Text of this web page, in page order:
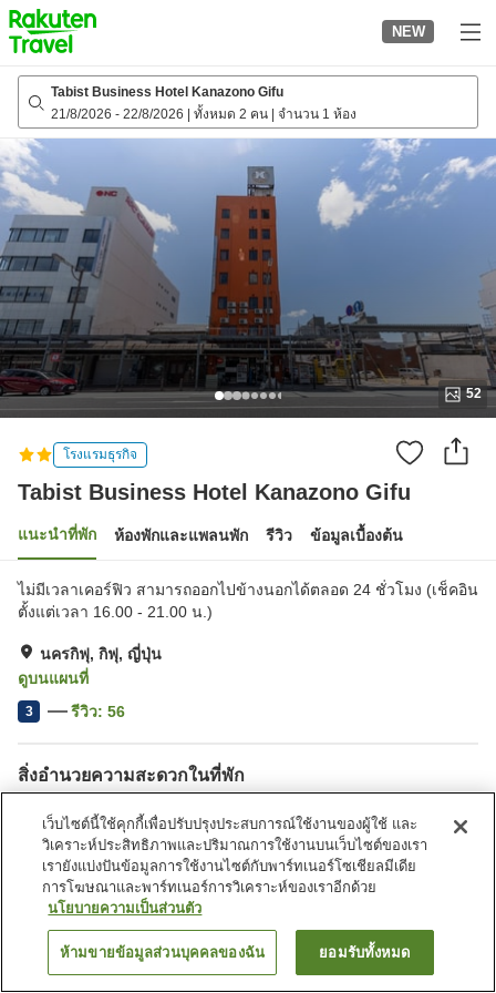
to
top
page
NEW
Tabist Business Hotel Kanazono Gifu
21/8/2026 - 22/8/2026 ทั้งหมด 2 คน จำนวน 1 ห้อง
52
โรงแรมธุรกิจ
Tabist Business Hotel Kanazono Gifu
แนะนำที่พัก ห้องพักและแพลนพัก รีวิว ข้อมูลเบื้องต้น
ไม่มีเวลาเคอร์ฟิว สามารถออกไปข้างนอกได้ตลอด 24 ชั่วโมง (เช็คอิน
ตั้งแต่เวลา 16.00 - 21.00 น.)
นครกิฟุ, กิฟุ, ญี่ปุ่น
ดูบนแผนที่
3 รีวิว: 56
สิ่งอำนวยความสะดวกในที่พัก
บริการซักผ้า (มีค่าบริการ)
หน้าแรก ญี่ปุ่น กิฟุ
นครกิฟุ
Tabist Business Hotel Kanazono Gifu
ค้นหาห้องพัก
เว็บไซต์นี้ใช้คุกกี้เพื่อปรับปรุงประสบการณ์ใช้งานของผู้ใช้ และ
วิเคราะห์ประสิทธิภาพและปริมาณการใช้งานบนเว็บไซต์ของเรา
เรายังแบ่งปันข้อมูลการใช้งานไซต์กับพาร์ทเนอร์โซเชียลมีเดีย
การโฆษณาและพาร์ทเนอร์การวิเคราะห์ของเราอีกด้วย
นโยบายความเป็นส่วนตัว
ห้ามขายข้อมูลส่วนบุคคลของฉัน ยอมรับทั้งหมด